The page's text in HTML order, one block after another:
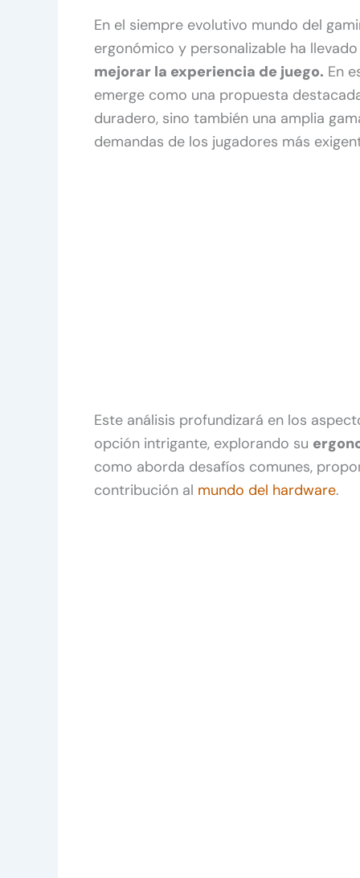
En el siempre evolutivo mundo del
ergonómico y personalizable ha
mejorar la experiencia de juego. En
emerge como una propuesta
duradero, sino también una amplia
demandas de los jugadores más
Este análisis profundizará en los
opción intrigante, explorando su
como aborda desafíos comunes,
contribución al mundo del hardware.